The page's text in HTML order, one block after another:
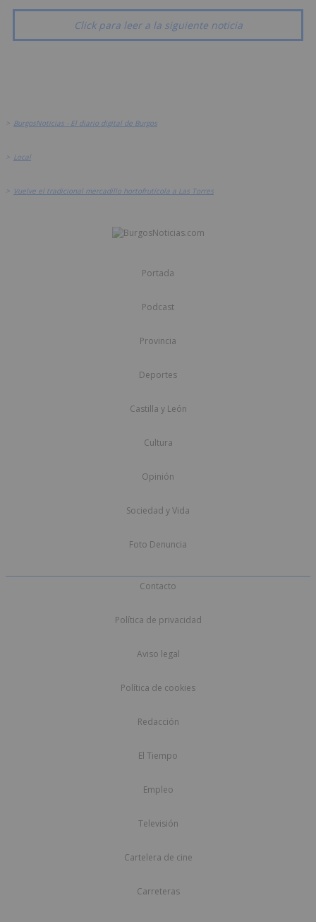
Click para leer a la siguiente noticia
> BurgosNoticias - El diario digital de Burgos
> Local
> Vuelve el tradicional mercadillo hortofrutícola a Las Torres
Portada
Podcast
Provincia
Deportes
Castilla y León
Cultura
Opinión
Sociedad y Vida
Foto Denuncia
Contacto
Política de privacidad
Aviso legal
Política de cookies
Redacción
El Tiempo
Empleo
Televisión
Cartelera de cine
Carreteras